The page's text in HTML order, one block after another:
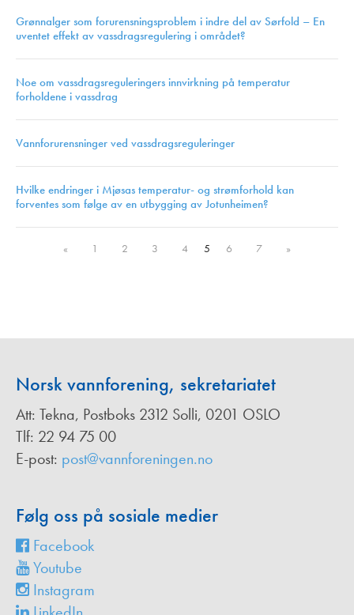
Grønnalger som forurensningsproblem i indre del av Sørfold – En
uventet effekt av vassdragsregulering i området?
Noe om vassdragsreguleringers innvirkning på temperatur
forholdene i vassdrag
Vannforurensninger ved vassdragsreguleringer
Hvilke endringer i Mjøsas temperatur- og strømforhold kan
forventes som følge av en utbygging av Jotunheimen?
« 1 2 3 4 5 6 7 »
Norsk vannforening, sekretariatet
Att: Tekna, Postboks 2312 Solli, 0201 OSLO
Tlf: 22 94 75 00
E-post: post@vannforeningen.no
Følg oss på sosiale medier
Facebook
Youtube
Instagram